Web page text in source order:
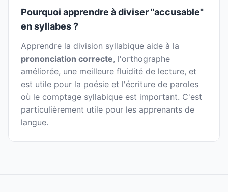
Pourquoi apprendre à diviser "accusable"
en syllabes ?
Apprendre la division syllabique aide à la
prononciation correcte, l'orthographe
améliorée, une meilleure fluidité de lecture, et
est utile pour la poésie et l'écriture de paroles
où le comptage syllabique est important. C'est
particulièrement utile pour les apprenants de
langue.